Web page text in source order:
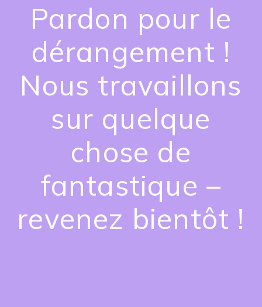
Pardon pour le
dérangement !
Nous travaillons
sur quelque
chose de
fantastique –
revenez bientôt !